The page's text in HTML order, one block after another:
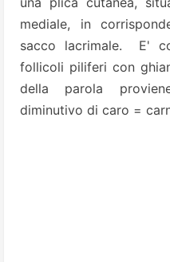
mediale, in
sacco lacrimale. E'
follicoli piliferi con
della parola
diminutivo di caro =